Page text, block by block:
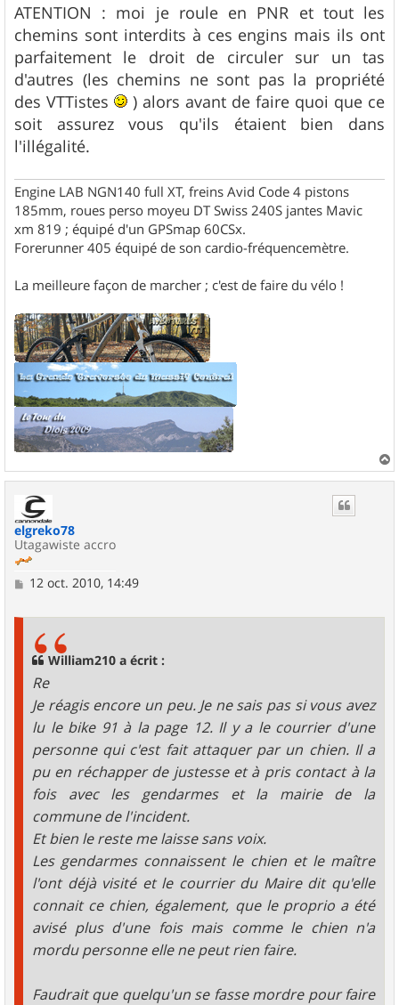
ATENTION : moi je roule en PNR et tout les
chemins sont interdits à ces engins mais ils ont
parfaitement le droit de circuler sur un tas
d'autres (les chemins ne sont pas la propriété
des VTTistes
) alors avant de faire quoi que ce
soit assurez vous qu'ils étaient bien dans
l'illégalité.
Engine LAB NGN140 full XT, freins Avid Code 4 pistons
185mm, roues perso moyeu DT Swiss 240S jantes Mavic
xm 819 ; équipé d'un GPSmap 60CSx.
Forerunner 405 équipé de son cardio-fréquencemètre.
La meilleure façon de marcher ; c'est de faire du vélo !
a
elgreko78
Utagawiste accro
M12 oct. 2010, 14:49
William210 a écrit :
Re
Je réagis encore un peu. Je ne sais pas si vous avez
lu le bike 91 à la page 12. Il y a le courrier d'une
personne qui c'est fait attaquer par un chien. Il a
pu en réchapper de justesse et à pris contact à la
fois avec les gendarmes et la mairie de la
commune de l'incident.
Et bien le reste me laisse sans voix.
Les gendarmes connaissent le chien et le maître
l'ont déjà visité et le courrier du Maire dit qu'elle
connait ce chien, également, que le proprio a été
avisé plus d'une fois mais comme le chien n'a
mordu personne elle ne peut rien faire.
Faudrait que quelqu'un se fasse mordre pour faire